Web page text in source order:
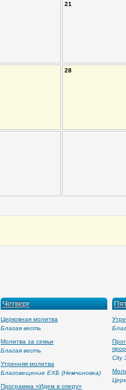
21
28
Четверг
Церковная молитва
Благая весть
Молитва за семьи
Благая весть
Утренняя молитва
Благовещение ЕХБ (Немчиновка)
Программа «Идем в оперу»
City